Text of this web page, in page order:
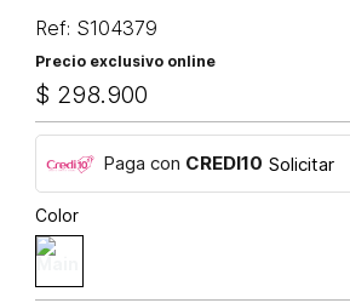
Ref: S104379
Precio exclusivo online
$ 298.900
Paga con CREDI10 Solicitar
Color